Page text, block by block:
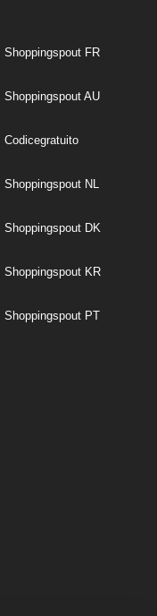
Shoppingspout FR
Shoppingspout AU
Codicegratuito
Shoppingspout NL
Shoppingspout DK
Shoppingspout KR
Shoppingspout PT